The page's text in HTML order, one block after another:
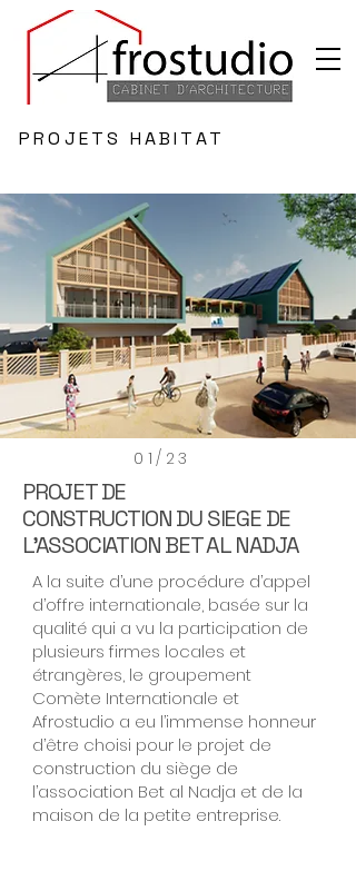
PROJETS HABITAT
01/23
PROJET DE
CONSTRUCTION DU SIEGE DE
L'ASSOCIATION BET AL NADJA
A la suite d’une procédure d’appel
d’offre internationale, basée sur la
qualité qui a vu la participation de
plusieurs firmes locales et
étrangères, le groupement
Comète Internationale et
Afrostudio a eu l’immense honneur
d’être choisi pour le projet de
construction du siège de
l’association Bet al Nadja et de la
maison de la petite entreprise.